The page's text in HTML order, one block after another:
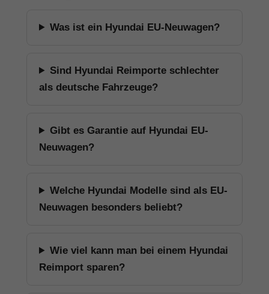
Was ist ein Hyundai EU-Neuwagen?
Sind Hyundai Reimporte schlechter
als deutsche Fahrzeuge?
Gibt es Garantie auf Hyundai EU-
Neuwagen?
Welche Hyundai Modelle sind als EU-
Neuwagen besonders beliebt?
Wie viel kann man bei einem Hyundai
Reimport sparen?